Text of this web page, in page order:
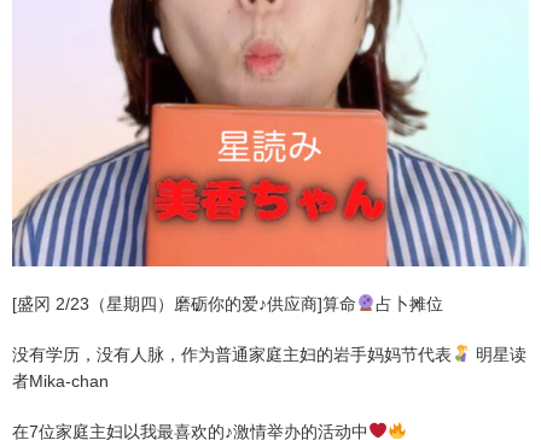
[盛冈 2/23（星期四）磨砺你的爱♪供应商]算命 占卜摊位
没有学历，没有人脉，作为普通家庭主妇的岩手妈妈节代表
明星读
者Mika-chan
在7位家庭主妇以我最喜欢的♪激情举办的活动中